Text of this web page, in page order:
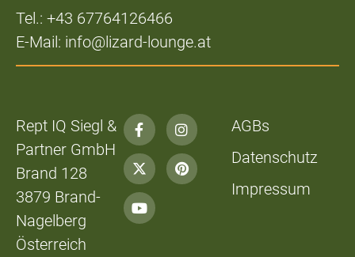
Tel.: +43 67764126466
E-Mail: info@lizard-lounge.at
Rept IQ Siegl &
Partner GmbH
Brand 128
3879 Brand-
Nagelberg
Österreich
AGBs
Datenschutz
Impressum